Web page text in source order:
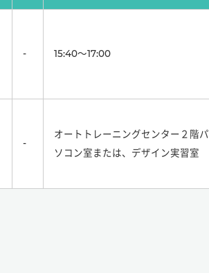
- 15:40～17:00
-
オートトレーニングセンター２階パ
ソコン室または、デザイン実習室